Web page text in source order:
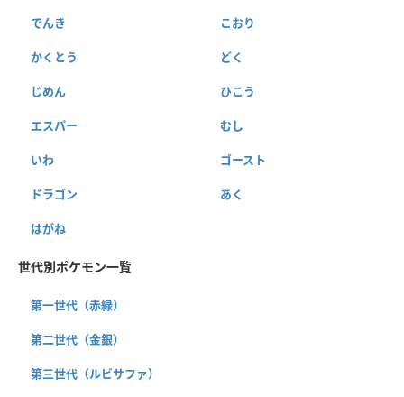
でんき こおり
かくとう どく
じめん ひこう
エスパー むし
いわ ゴースト
ドラゴン あく
はがね
世代別ポケモン一覧
第一世代（赤緑）
第二世代（金銀）
第三世代（ルビサファ）